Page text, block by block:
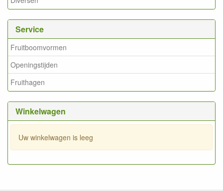
Service
Fruitboomvormen
Openingstijden
Fruithagen
Winkelwagen
Uw winkelwagen is leeg